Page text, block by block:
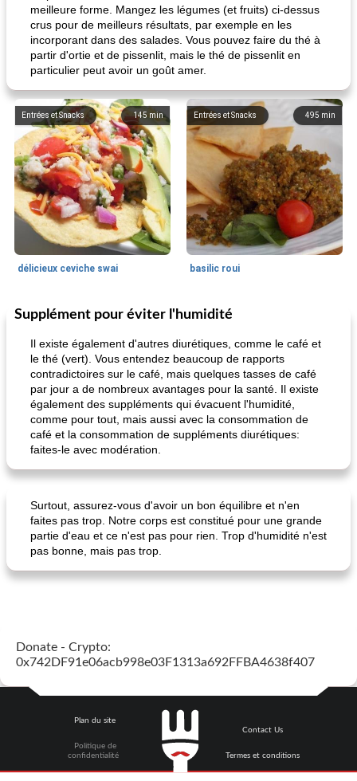
meilleure forme. Mangez les légumes (et fruits) ci-dessus
crus pour de meilleurs résultats, par exemple en les
incorporant dans des salades. Vous pouvez faire du thé à
partir d'ortie et de pissenlit, mais le thé de pissenlit en
particulier peut avoir un goût amer.
145 min
Entrées et Snacks
délicieux ceviche swai
495 min
Entrées et Snacks
basilic roui
65min
Déjeuner / Snacks
pois chiches rôtis aux épices amandes au cheddar rôti
Supplément pour éviter l'humidité
Il existe également d'autres diurétiques, comme le café et
le thé (vert). Vous entendez beaucoup de rapports
contradictoires sur le café, mais quelques tasses de café
par jour a de nombreux avantages pour la santé. Il existe
également des suppléments qui évacuent l'humidité,
comme pour tout, mais aussi avec la consommation de
café et la consommation de suppléments diurétiques:
faites-le avec modération.
Surtout, assurez-vous d'avoir un bon équilibre et n'en
faites pas trop. Notre corps est constitué pour une grande
partie d'eau et ce n'est pas pour rien. Trop d'humidité n'est
pas bonne, mais pas trop.
Donate - Crypto:
0x742DF91e06acb998e03F1313a692FFBA4638f407
Plan du site
Politique de
confidentialité
Contact Us
Termes et conditions